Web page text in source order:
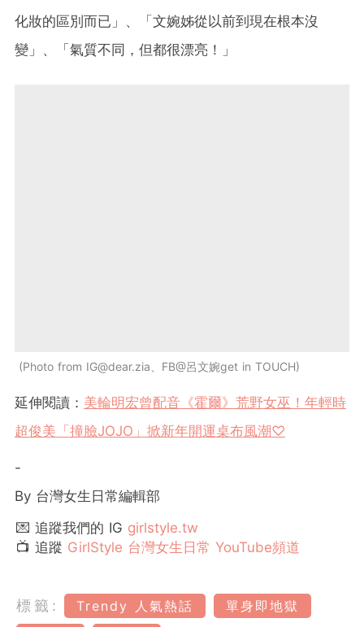
化妝的區別而已」、「文婉姊從以前到現在根本沒
變」、「氣質不同，但都很漂亮！」
Photo from IG@dear.zia 、FB@呂文婉get in TOUCH
延伸閱讀： 美輪明宏曾配音《霍爾》荒野女巫！年輕時
超俊美「撞臉JOJO」掀新年開運桌布風潮♡
-
By 台灣女生日常編輯部
💌 追蹤我們的 IG girlstyle.tw
📺 追蹤 GirlStyle 台灣女生日常 YouTube頻道
標籤: Trendy 人氣熱話
單身即地獄